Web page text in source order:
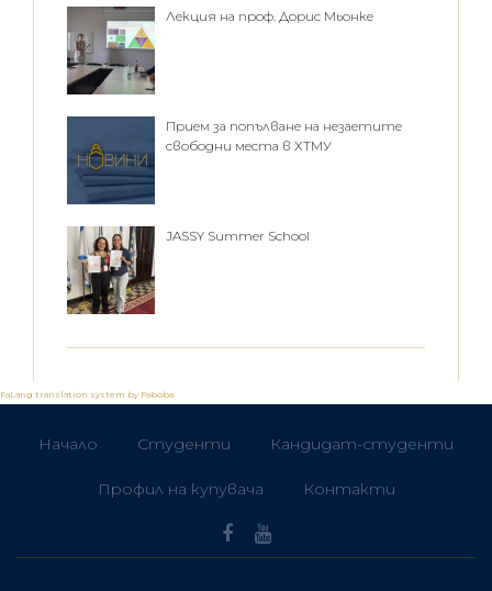
Лекция на проф. Дорис Мьонке
Прием за попълване на незаетите
свободни места в ХТМУ
JASSY Summer School
FaLang translation system by Faboba
Начало Студенти Кандидат-студенти
Профил на купувача Контакти